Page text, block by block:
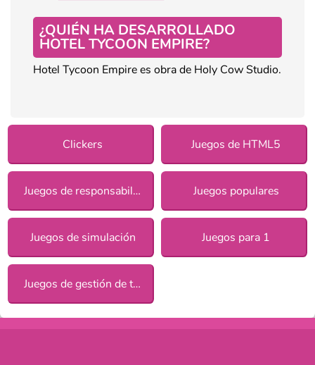
¿QUIÉN HA DESARROLLADO
HOTEL TYCOON EMPIRE?
Hotel Tycoon Empire es obra de Holy Cow Studio.
Clickers Juegos de HTML5
Juegos de responsabilidad para chicas Juegos populares
Juegos de simulación Juegos para 1
Juegos de gestión de tiempo